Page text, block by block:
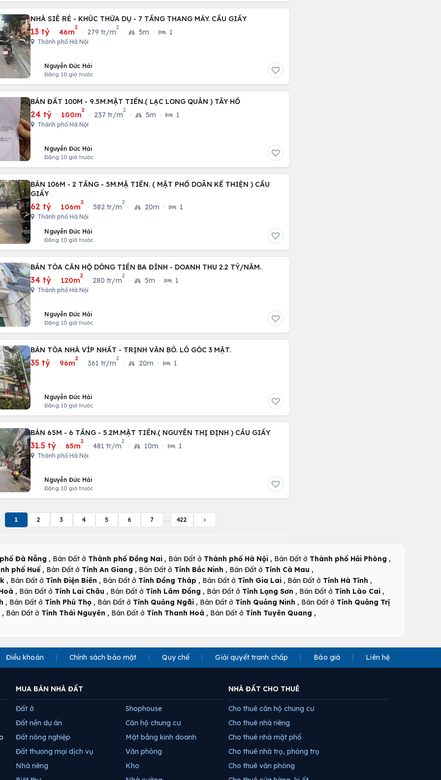
NHÀ SIÊ RẺ - KHÚC THỪA DỤ - 7 TẦNG THANG MÁY. CẦU GIẤY
13 tỷ · 46m
2
· 279 tr/m
2
· 5m · 1
Thành phố Hà Nội
Nguyễn Đức Hải
Đăng 10 giờ trước
BÁN ĐẤT 100M - 9.5M.MẶT TIỀN.( LẠC LONG QUÂN ) TÂY HỒ
24 tỷ · 100m
2
· 237 tr/m
2
· 5m · 1
Thành phố Hà Nội
Nguyễn Đức Hải
Đăng 10 giờ trước
BÁN 106M - 2 TẦNG - 5M.MẶ TIỀN. ( MẶT PHỐ DOÃN KẾ THIỆN ) CẦU
GIẤY
62 tỷ · 106m
2
· 582 tr/m
2
· 20m · 1
Thành phố Hà Nội
Nguyễn Đức Hải
Đăng 10 giờ trước
BÁN TÒA CĂN HỘ DÒNG TIỀN BA ĐÌNH - DOANH THU 2.2 TỶ/NĂM.
34 tỷ · 120m
2
· 280 tr/m
2
· 5m · 1
Thành phố Hà Nội
Nguyễn Đức Hải
Đăng 10 giờ trước
BÁN TÒA NHÀ VÍP NHẤT - TRỊNH VĂN BÔ. LÔ GÓC 3 MẶT.
35 tỷ · 96m
2
· 361 tr/m
2
· 20m · 1
Nguyễn Đức Hải
Đăng 10 giờ trước
BÁN 65M - 6 TẦNG - 5.2M.MẶT TIỀN.( NGUYỄN THỊ ĐỊNH ) CẦU GIẤY
31.5 tỷ · 65m
2
· 481 tr/m
2
· 10m · 1
Thành phố Hà Nội
Nguyễn Đức Hải
Đăng 10 giờ trước
1 2 3 4 5 6 7 ... 422
Đà Nẵng , Bán Đất ở Thành phố Đồng Nai , Bán Đất ở Thành phố Hà Nội , Bán Đất ở Thành phố Hải Phòng ,
phố Huế , Bán Đất ở Tỉnh An Giang , Bán Đất ở Tỉnh Bắc Ninh , Bán Đất ở Tỉnh Cà Mau ,
, Bán Đất ở Tỉnh Điện Biên , Bán Đất ở Tỉnh Đồng Tháp , Bán Đất ở Tỉnh Gia Lai , Bán Đất ở Tỉnh Hà Tĩnh ,
, Bán Đất ở Tỉnh Lai Châu , Bán Đất ở Tỉnh Lâm Đồng , Bán Đất ở Tỉnh Lạng Sơn , Bán Đất ở Tỉnh Lào Cai ,
, Bán Đất ở Tỉnh Phú Thọ , Bán Đất ở Tỉnh Quảng Ngãi , Bán Đất ở Tỉnh Quảng Ninh , Bán Đất ở Tỉnh Quảng Trị
, Bán Đất ở Tỉnh Thái Nguyên , Bán Đất ở Tỉnh Thanh Hoá , Bán Đất ở Tỉnh Tuyên Quang ,
Điều khoản Chính sách bảo mật Quy chế Giải quyết tranh chấp Báo giá Liên hệ
MUA BÁN NHÀ ĐẤT
Đất ở
Đất nền dự án
Đất nông nghiệp
Đất thương mại dịch vụ
Nhà riêng
Shophouse
Căn hộ chung cư
Mặt bằng kinh doanh
Văn phòng
Kho
NHÀ ĐẤT CHO THUÊ
Cho thuê căn hộ chung cư
Cho thuê nhà riêng
Cho thuê nhà mặt phố
Cho thuê nhà trọ, phòng trọ
Cho thuê văn phòng